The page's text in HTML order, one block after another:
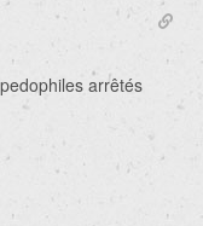
arrêtés